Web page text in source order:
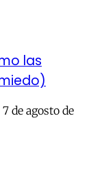
las
de agosto de